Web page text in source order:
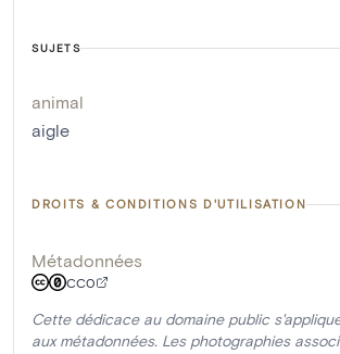
SUJETS
animal
aigle
DROITS & CONDITIONS D'UTILISATION
Métadonnées
CC0
Cette dédicace au domaine public
aux métadonnées. Les photographies